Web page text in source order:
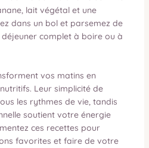
lait végétal et une
dans un bol et parsemez de
complet à boire ou à
vos matins en
Leur simplicité de
les rythmes de vie, tandis
soutient votre énergie
ces recettes pour
favorites et faire de votre